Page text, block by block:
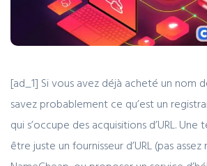
[ad_1] Si vous avez déjà acheté un nom
savez probablement ce qu’est un
qui s’occupe des acquisitions d’URL.
être juste un fournisseur d’URL (pas